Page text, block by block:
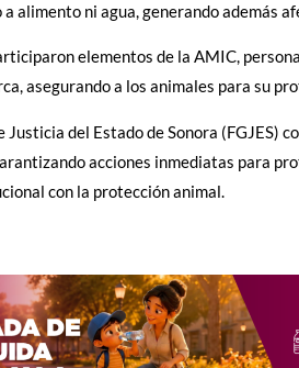
a alimento ni agua, generando además
elementos de la AMIC,
asegurando a los animales para su
Justicia del Estado de Sonora
acciones inmediatas para
con la protección animal.